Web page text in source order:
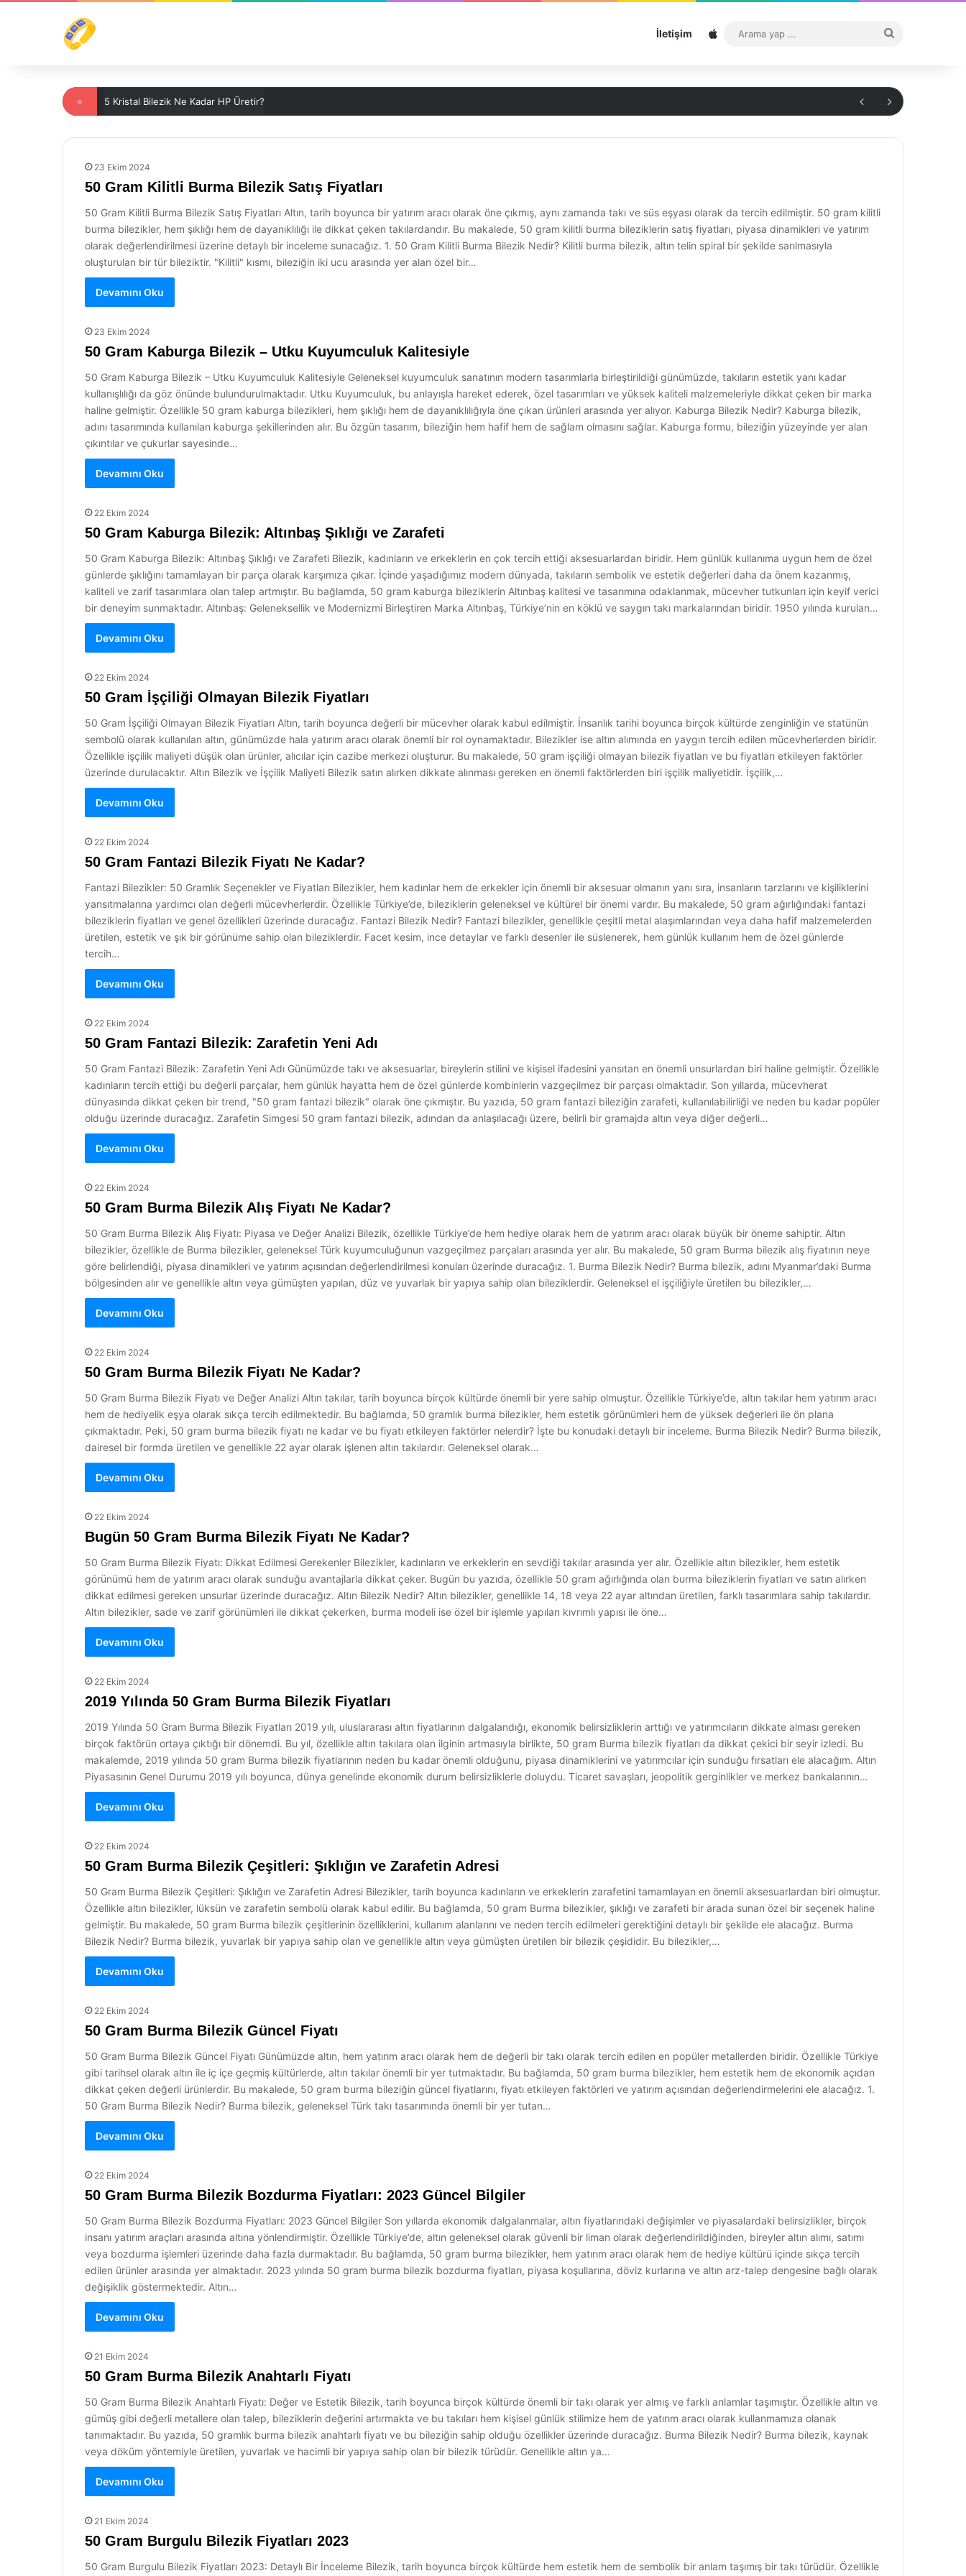
İletişim Sitemap
...
= 5 Kristal Bilezik Ne Kadar HP Üretir?
23 Ekim 2024
50 Gram Kilitli Burma Bilezik Satış Fiyatları
50 Gram Kilitli Burma Bilezik Satış Fiyatları Altın, tarih boyunca bir yatırım aracı olarak öne çıkmış, aynı zamanda takı ve süs eşyası olarak da tercih edilmiştir. 50 gram kilitli
burma bilezikler, hem şıklığı hem de dayanıklılığı ile dikkat çeken takılardandır. Bu makalede, 50 gram kilitli burma bileziklerin satış fiyatları, piyasa dinamikleri ve yatırım
olarak değerlendirilmesi üzerine detaylı bir inceleme sunacağız. 1. 50 Gram Kilitli Burma Bilezik Nedir? Kilitli burma bilezik, altın telin spiral bir şekilde sarılmasıyla
oluşturulan bir tür bileziktir. "Kilitli" kısmı, bileziğin iki ucu arasında yer alan özel bir…
Devamını Oku
23 Ekim 2024
50 Gram Kaburga Bilezik – Utku Kuyumculuk Kalitesiyle
50 Gram Kaburga Bilezik – Utku Kuyumculuk Kalitesiyle Geleneksel kuyumculuk sanatının modern tasarımlarla birleştirildiği günümüzde, takıların estetik yanı kadar
kullanışlılığı da göz önünde bulundurulmaktadır. Utku Kuyumculuk, bu anlayışla hareket ederek, özel tasarımları ve yüksek kaliteli malzemeleriyle dikkat çeken bir marka
haline gelmiştir. Özellikle 50 gram kaburga bilezikleri, hem şıklığı hem de dayanıklılığıyla öne çıkan ürünleri arasında yer alıyor. Kaburga Bilezik Nedir? Kaburga bilezik,
adını tasarımında kullanılan kaburga şekillerinden alır. Bu özgün tasarım, bileziğin hem hafif hem de sağlam olmasını sağlar. Kaburga formu, bileziğin yüzeyinde yer alan
çıkıntılar ve çukurlar sayesinde…
Devamını Oku
22 Ekim 2024
50 Gram Kaburga Bilezik: Altınbaş Şıklığı ve Zarafeti
50 Gram Kaburga Bilezik: Altınbaş Şıklığı ve Zarafeti Bilezik, kadınların ve erkeklerin en çok tercih ettiği aksesuarlardan biridir. Hem günlük kullanıma uygun hem de özel
günlerde şıklığını tamamlayan bir parça olarak karşımıza çıkar. İçinde yaşadığımız modern dünyada, takıların sembolik ve estetik değerleri daha da önem kazanmış,
kaliteli ve zarif tasarımlara olan talep artmıştır. Bu bağlamda, 50 gram kaburga bileziklerin Altınbaş kalitesi ve tasarımına odaklanmak, mücevher tutkunları için keyif verici
bir deneyim sunmaktadır. Altınbaş: Geleneksellik ve Modernizmi Birleştiren Marka Altınbaş, Türkiye’nin en köklü ve saygın takı markalarından biridir. 1950 yılında kurulan…
Devamını Oku
22 Ekim 2024
50 Gram İşçiliği Olmayan Bilezik Fiyatları
50 Gram İşçiliği Olmayan Bilezik Fiyatları Altın, tarih boyunca değerli bir mücevher olarak kabul edilmiştir. İnsanlık tarihi boyunca birçok kültürde zenginliğin ve statünün
sembolü olarak kullanılan altın, günümüzde hala yatırım aracı olarak önemli bir rol oynamaktadır. Bilezikler ise altın alımında en yaygın tercih edilen mücevherlerden biridir.
Özellikle işçilik maliyeti düşük olan ürünler, alıcılar için cazibe merkezi oluşturur. Bu makalede, 50 gram işçiliği olmayan bilezik fiyatları ve bu fiyatları etkileyen faktörler
üzerinde durulacaktır. Altın Bilezik ve İşçilik Maliyeti Bilezik satın alırken dikkate alınması gereken en önemli faktörlerden biri işçilik maliyetidir. İşçilik,…
Devamını Oku
22 Ekim 2024
50 Gram Fantazi Bilezik Fiyatı Ne Kadar?
Fantazi Bilezikler: 50 Gramlık Seçenekler ve Fiyatları Bilezikler, hem kadınlar hem de erkekler için önemli bir aksesuar olmanın yanı sıra, insanların tarzlarını ve kişiliklerini
yansıtmalarına yardımcı olan değerli mücevherlerdir. Özellikle Türkiye’de, bileziklerin geleneksel ve kültürel bir önemi vardır. Bu makalede, 50 gram ağırlığındaki fantazi
bileziklerin fiyatları ve genel özellikleri üzerinde duracağız. Fantazi Bilezik Nedir? Fantazi bilezikler, genellikle çeşitli metal alaşımlarından veya daha hafif malzemelerden
üretilen, estetik ve şık bir görünüme sahip olan bileziklerdir. Facet kesim, ince detaylar ve farklı desenler ile süslenerek, hem günlük kullanım hem de özel günlerde
tercih…
Devamını Oku
22 Ekim 2024
50 Gram Fantazi Bilezik: Zarafetin Yeni Adı
50 Gram Fantazi Bilezik: Zarafetin Yeni Adı Günümüzde takı ve aksesuarlar, bireylerin stilini ve kişisel ifadesini yansıtan en önemli unsurlardan biri haline gelmiştir. Özellikle
kadınların tercih ettiği bu değerli parçalar, hem günlük hayatta hem de özel günlerde kombinlerin vazgeçilmez bir parçası olmaktadır. Son yıllarda, mücevherat
dünyasında dikkat çeken bir trend, "50 gram fantazi bilezik" olarak öne çıkmıştır. Bu yazıda, 50 gram fantazi bileziğin zarafeti, kullanılabilirliği ve neden bu kadar popüler
olduğu üzerinde duracağız. Zarafetin Simgesi 50 gram fantazi bilezik, adından da anlaşılacağı üzere, belirli bir gramajda altın veya diğer değerli…
Devamını Oku
22 Ekim 2024
50 Gram Burma Bilezik Alış Fiyatı Ne Kadar?
50 Gram Burma Bilezik Alış Fiyatı: Piyasa ve Değer Analizi Bilezik, özellikle Türkiye’de hem hediye olarak hem de yatırım aracı olarak büyük bir öneme sahiptir. Altın
bilezikler, özellikle de Burma bilezikler, geleneksel Türk kuyumculuğunun vazgeçilmez parçaları arasında yer alır. Bu makalede, 50 gram Burma bilezik alış fiyatının neye
göre belirlendiği, piyasa dinamikleri ve yatırım açısından değerlendirilmesi konuları üzerinde duracağız. 1. Burma Bilezik Nedir? Burma bilezik, adını Myanmar’daki Burma
bölgesinden alır ve genellikle altın veya gümüşten yapılan, düz ve yuvarlak bir yapıya sahip olan bileziklerdir. Geleneksel el işçiliğiyle üretilen bu bilezikler,…
Devamını Oku
22 Ekim 2024
50 Gram Burma Bilezik Fiyatı Ne Kadar?
50 Gram Burma Bilezik Fiyatı ve Değer Analizi Altın takılar, tarih boyunca birçok kültürde önemli bir yere sahip olmuştur. Özellikle Türkiye’de, altın takılar hem yatırım aracı
hem de hediyelik eşya olarak sıkça tercih edilmektedir. Bu bağlamda, 50 gramlık burma bilezikler, hem estetik görünümleri hem de yüksek değerleri ile ön plana
çıkmaktadır. Peki, 50 gram burma bilezik fiyatı ne kadar ve bu fiyatı etkileyen faktörler nelerdir? İşte bu konudaki detaylı bir inceleme. Burma Bilezik Nedir? Burma bilezik,
dairesel bir formda üretilen ve genellikle 22 ayar olarak işlenen altın takılardır. Geleneksel olarak…
Devamını Oku
22 Ekim 2024
Bugün 50 Gram Burma Bilezik Fiyatı Ne Kadar?
50 Gram Burma Bilezik Fiyatı: Dikkat Edilmesi Gerekenler Bilezikler, kadınların ve erkeklerin en sevdiği takılar arasında yer alır. Özellikle altın bilezikler, hem estetik
görünümü hem de yatırım aracı olarak sunduğu avantajlarla dikkat çeker. Bugün bu yazıda, özellikle 50 gram ağırlığında olan burma bileziklerin fiyatları ve satın alırken
dikkat edilmesi gereken unsurlar üzerinde duracağız. Altın Bilezik Nedir? Altın bilezikler, genellikle 14, 18 veya 22 ayar altından üretilen, farklı tasarımlara sahip takılardır.
Altın bilezikler, sade ve zarif görünümleri ile dikkat çekerken, burma modeli ise özel bir işlemle yapılan kıvrımlı yapısı ile öne…
Devamını Oku
22 Ekim 2024
2019 Yılında 50 Gram Burma Bilezik Fiyatları
2019 Yılında 50 Gram Burma Bilezik Fiyatları 2019 yılı, uluslararası altın fiyatlarının dalgalandığı, ekonomik belirsizliklerin arttığı ve yatırımcıların dikkate alması gereken
birçok faktörün ortaya çıktığı bir dönemdi. Bu yıl, özellikle altın takılara olan ilginin artmasıyla birlikte, 50 gram Burma bilezik fiyatları da dikkat çekici bir seyir izledi. Bu
makalemde, 2019 yılında 50 gram Burma bilezik fiyatlarının neden bu kadar önemli olduğunu, piyasa dinamiklerini ve yatırımcılar için sunduğu fırsatları ele alacağım. Altın
Piyasasının Genel Durumu 2019 yılı boyunca, dünya genelinde ekonomik durum belirsizliklerle doluydu. Ticaret savaşları, jeopolitik gerginlikler ve merkez bankalarının…
Devamını Oku
22 Ekim 2024
50 Gram Burma Bilezik Çeşitleri: Şıklığın ve Zarafetin Adresi
50 Gram Burma Bilezik Çeşitleri: Şıklığın ve Zarafetin Adresi Bilezikler, tarih boyunca kadınların ve erkeklerin zarafetini tamamlayan en önemli aksesuarlardan biri olmuştur.
Özellikle altın bilezikler, lüksün ve zarafetin sembolü olarak kabul edilir. Bu bağlamda, 50 gram Burma bilezikler, şıklığı ve zarafeti bir arada sunan özel bir seçenek haline
gelmiştir. Bu makalede, 50 gram Burma bilezik çeşitlerinin özelliklerini, kullanım alanlarını ve neden tercih edilmeleri gerektiğini detaylı bir şekilde ele alacağız. Burma
Bilezik Nedir? Burma bilezik, yuvarlak bir yapıya sahip olan ve genellikle altın veya gümüşten üretilen bir bilezik çeşididir. Bu bilezikler,…
Devamını Oku
22 Ekim 2024
50 Gram Burma Bilezik Güncel Fiyatı
50 Gram Burma Bilezik Güncel Fiyatı Günümüzde altın, hem yatırım aracı olarak hem de değerli bir takı olarak tercih edilen en popüler metallerden biridir. Özellikle Türkiye
gibi tarihsel olarak altın ile iç içe geçmiş kültürlerde, altın takılar önemli bir yer tutmaktadır. Bu bağlamda, 50 gram burma bilezikler, hem estetik hem de ekonomik açıdan
dikkat çeken değerli ürünlerdir. Bu makalede, 50 gram burma bileziğin güncel fiyatlarını, fiyatı etkileyen faktörleri ve yatırım açısından değerlendirmelerini ele alacağız. 1.
50 Gram Burma Bilezik Nedir? Burma bilezik, geleneksel Türk takı tasarımında önemli bir yer tutan…
Devamını Oku
22 Ekim 2024
50 Gram Burma Bilezik Bozdurma Fiyatları: 2023 Güncel Bilgiler
50 Gram Burma Bilezik Bozdurma Fiyatları: 2023 Güncel Bilgiler Son yıllarda ekonomik dalgalanmalar, altın fiyatlarındaki değişimler ve piyasalardaki belirsizlikler, birçok
insanı yatırım araçları arasında altına yönlendirmiştir. Özellikle Türkiye’de, altın geleneksel olarak güvenli bir liman olarak değerlendirildiğinden, bireyler altın alımı, satımı
veya bozdurma işlemleri üzerinde daha fazla durmaktadır. Bu bağlamda, 50 gram burma bilezikler, hem yatırım aracı olarak hem de hediye kültürü içinde sıkça tercih
edilen ürünler arasında yer almaktadır. 2023 yılında 50 gram burma bilezik bozdurma fiyatları, piyasa koşullarına, döviz kurlarına ve altın arz-talep dengesine bağlı olarak
değişiklik göstermektedir. Altın…
Devamını Oku
21 Ekim 2024
50 Gram Burma Bilezik Anahtarlı Fiyatı
50 Gram Burma Bilezik Anahtarlı Fiyatı: Değer ve Estetik Bilezik, tarih boyunca birçok kültürde önemli bir takı olarak yer almış ve farklı anlamlar taşımıştır. Özellikle altın ve
gümüş gibi değerli metallere olan talep, bileziklerin değerini artırmakta ve bu takıları hem kişisel günlük stilimize hem de yatırım aracı olarak kullanmamıza olanak
tanımaktadır. Bu yazıda, 50 gramlık burma bilezik anahtarlı fiyatı ve bu bileziğin sahip olduğu özellikler üzerinde duracağız. Burma Bilezik Nedir? Burma bilezik, kaynak
veya döküm yöntemiyle üretilen, yuvarlak ve hacimli bir yapıya sahip olan bir bilezik türüdür. Genellikle altın ya…
Devamını Oku
21 Ekim 2024
50 Gram Burgulu Bilezik Fiyatları 2023
50 Gram Burgulu Bilezik Fiyatları 2023: Detaylı Bir İnceleme Bilezik, tarih boyunca birçok kültürde hem estetik hem de sembolik bir anlam taşımış bir takı türüdür. Özellikle